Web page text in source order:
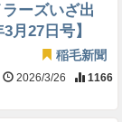
ラーズいざ出
月27日号】
稲毛新聞
2026/3/26 1166